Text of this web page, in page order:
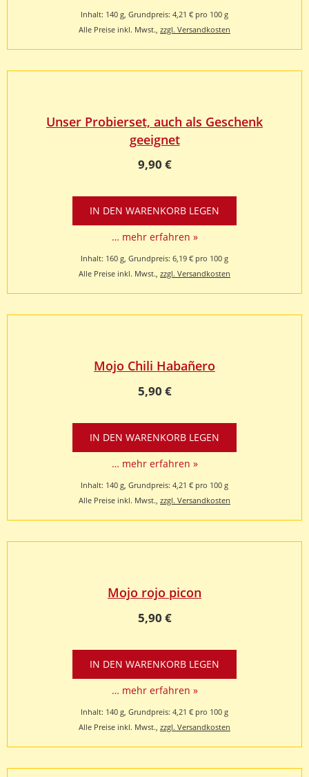
Inhalt: 140 g, Grundpreis: 4,21 € pro 100 g
Alle Preise inkl. Mwst., zzgl. Versandkosten
Unser Probierset, auch als Geschenk
geeignet
9,90 €
… mehr erfahren »
Inhalt: 160 g, Grundpreis: 6,19 € pro 100 g
Alle Preise inkl. Mwst., zzgl. Versandkosten
Mojo Chili Habañero
5,90 €
… mehr erfahren »
Inhalt: 140 g, Grundpreis: 4,21 € pro 100 g
Alle Preise inkl. Mwst., zzgl. Versandkosten
Mojo rojo picon
5,90 €
… mehr erfahren »
Inhalt: 140 g, Grundpreis: 4,21 € pro 100 g
Alle Preise inkl. Mwst., zzgl. Versandkosten